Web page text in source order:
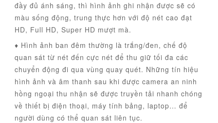
đầy đủ ánh sáng, thì hình ảnh ghi nhận được sẽ có
màu sống động, trung thực hơn với độ nét cao đạt
HD, Full HD, Super HD mượt mà.
♦ Hình ảnh ban đêm thường là trắng/đen, chế độ
quan sát từ nét đến cực nét để thu giữ tối đa các
chuyển động đi qua vùng quay quét. Những tín hiệu
hình ảnh và âm thanh sau khi được camera an ninh
hồng ngoại thu nhận sẽ được truyền tải nhanh chóng
về thiết bị điện thoại, máy tính bảng, laptop… để
người dùng có thể quan sát liên tục.